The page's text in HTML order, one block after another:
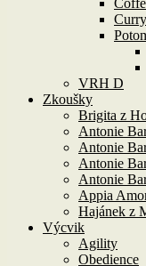
Curry
VRH D
Zkoušky
Brigita z
Antonie
Antonie
Antonie
Antonie
Appia
Hajánek z
Výcvik
Agility
Obedience